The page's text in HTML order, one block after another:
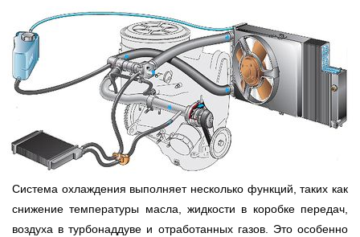
Система охлаждения выполняет несколько функций, таких как
снижение температуры масла, жидкости в коробке передач,
воздуха в турбонаддуве и отработанных газов. Это особенно